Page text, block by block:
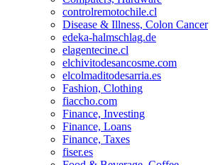
controlremotochile.cl
Disease & Illness, Colon Cancer
edeka-halmschlag.de
elagentecine.cl
elchivitodesancosme.com
elcolmaditodesarria.es
Fashion, Clothing
fiaccho.com
Finance, Investing
Finance, Loans
Finance, Taxes
fiser.es